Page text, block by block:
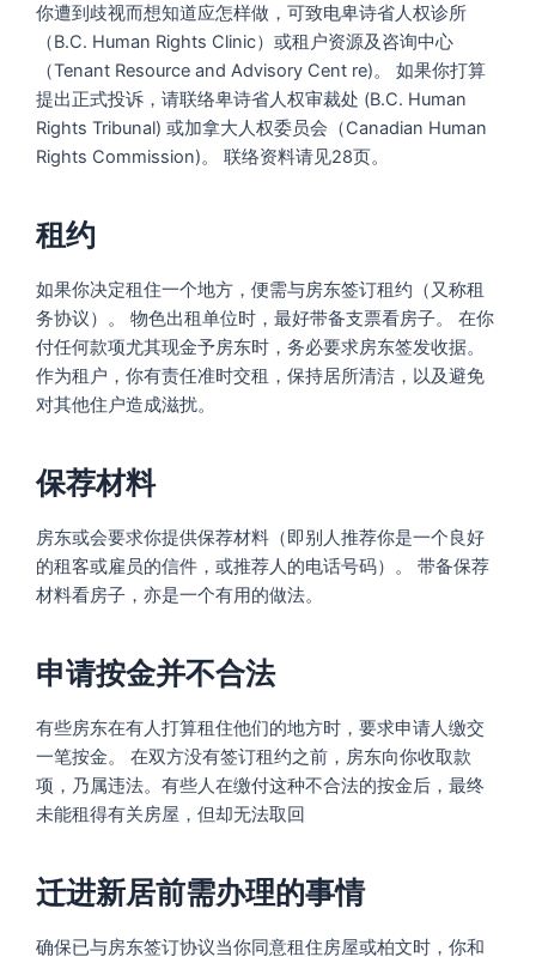
你遭到歧视而想知道应怎样做，可致电卑诗省人权诊所
（B.C. Human Rights Clinic）或租户资源及咨询中心
（Tenant Resource and Advisory Cent re)。 如果你打算
提出正式投诉，请联络卑诗省人权审裁处 (B.C. Human
Rights Tribunal) 或加拿大人权委员会（Canadian Human
Rights Commission)。 联络资料请见28页。
租约
如果你决定租住一个地方，便需与房东签订租约（又称租
务协议）。 物色出租单位时，最好带备支票看房子。 在你
付任何款项尤其现金予房东时，务必要求房东签发收据。
作为租户，你有责任准时交租，保持居所清洁，以及避免
对其他住户造成滋扰。
保荐材料
房东或会要求你提供保荐材料（即别人推荐你是一个良好
的租客或雇员的信件，或推荐人的电话号码）。 带备保荐
材料看房子，亦是一个有用的做法。
申请按金并不合法
有些房东在有人打算租住他们的地方时，要求申请人缴交
一笔按金。 在双方没有签订租约之前，房东向你收取款
项，乃属违法。有些人在缴付这种不合法的按金后，最终
未能租得有关房屋，但却无法取回
迁进新居前需办理的事情
确保已与房东签订协议当你同意租住房屋或柏文时，你和